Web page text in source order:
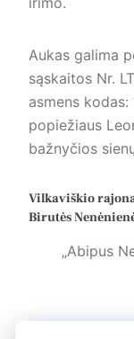
Aukas galima
sąskaitos Nr.
asmens kodas:
popiežiaus
bažnyčios
Vilkaviškio
Birutės
„Abipus